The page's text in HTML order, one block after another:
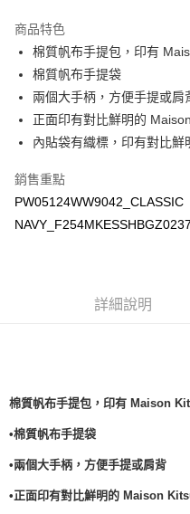
每筆NT$100，滿NT$3,000(含
付款後萊爾富取貨
每筆NT$100
付款後7-11取貨
每筆NT$100，滿NT$3,000(
宅配
每筆NT$100，滿NT$3,000(含
商品特色
棉質帆布手提包，印有
棉質帆布手提袋
兩個大手柄，方便手提或肩
正面印有對比鮮明的
內貼袋有織標，印有對比
銷售重點
PW05124WW9042_CLASSIC
詳細說明
棉質帆布手提包，印有 Maison
•棉質帆布手提袋
•兩個大手柄，方便手提或肩背
•正面印有對比鮮明的 Maison